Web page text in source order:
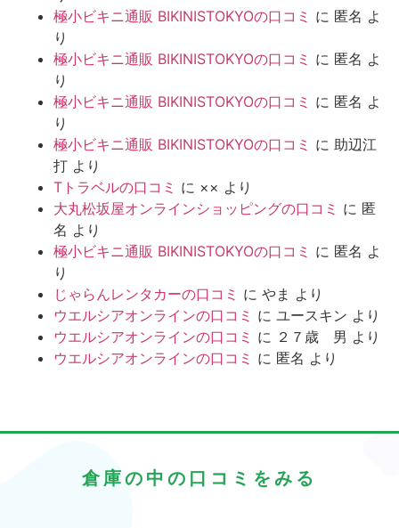
極小ビキニ通販 BIKINISTOKYOの口コミ に 匿名 よ
り
極小ビキニ通販 BIKINISTOKYOの口コミ に 匿名 よ
り
極小ビキニ通販 BIKINISTOKYOの口コミ に 匿名 よ
り
極小ビキニ通販 BIKINISTOKYOの口コミ に 助辺江
打 より
Tトラベルの口コミ に ×× より
大丸松坂屋オンラインショッピングの口コミ に 匿
名 より
極小ビキニ通販 BIKINISTOKYOの口コミ に 匿名 よ
り
じゃらんレンタカーの口コミ に やま より
ウエルシアオンラインの口コミ に ユースキン より
ウエルシアオンラインの口コミ に ２７歳 男 より
ウエルシアオンラインの口コミ に 匿名 より
倉庫の中の口コミをみる